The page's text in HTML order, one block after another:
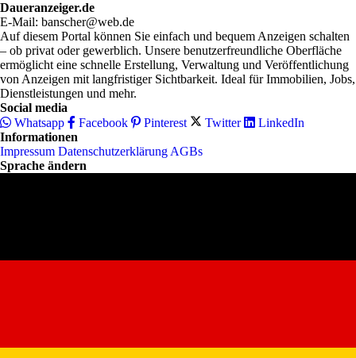
Daueranzeiger.de
E-Mail: banscher@web.de
Auf diesem Portal können Sie einfach und bequem Anzeigen schalten
– ob privat oder gewerblich. Unsere benutzerfreundliche Oberfläche
ermöglicht eine schnelle Erstellung, Verwaltung und Veröffentlichung
von Anzeigen mit langfristiger Sichtbarkeit. Ideal für Immobilien, Jobs,
Dienstleistungen und mehr.
Social media
Whatsapp
Facebook Pinterest Twitter
LinkedIn
Informationen
Impressum Datenschutzerklärung AGBs
Sprache ändern